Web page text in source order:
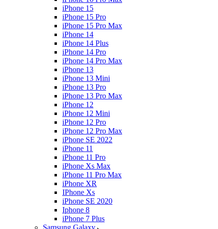
iPhone 15
iPhone 15 Pro
iPhone 15 Pro Max
iPhone 14
iPhone 14 Plus
iPhone 14 Pro
iPhone 14 Pro Max
iPhone 13
iPhone 13 Mini
iPhone 13 Pro
iPhone 13 Pro Max
iPhone 12
iPhone 12 Mini
iPhone 12 Pro
iPhone 12 Pro Max
iPhone SE 2022
iPhone 11
iPhone 11 Pro
iPhone Xs Max
iPhone 11 Pro Max
iPhone XR
IPhone Xs
iPhone SE 2020
Iphone 8
iPhone 7 Plus
Samsung Galaxy